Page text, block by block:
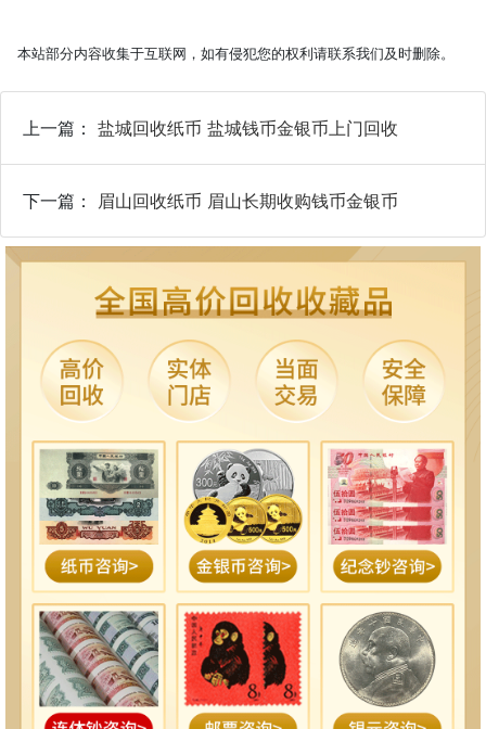
本站部分内容收集于互联网，如有侵犯您的权利请联系我们及时删除。
上一篇： 盐城回收纸币 盐城钱币金银币上门回收
下一篇： 眉山回收纸币 眉山长期收购钱币金银币